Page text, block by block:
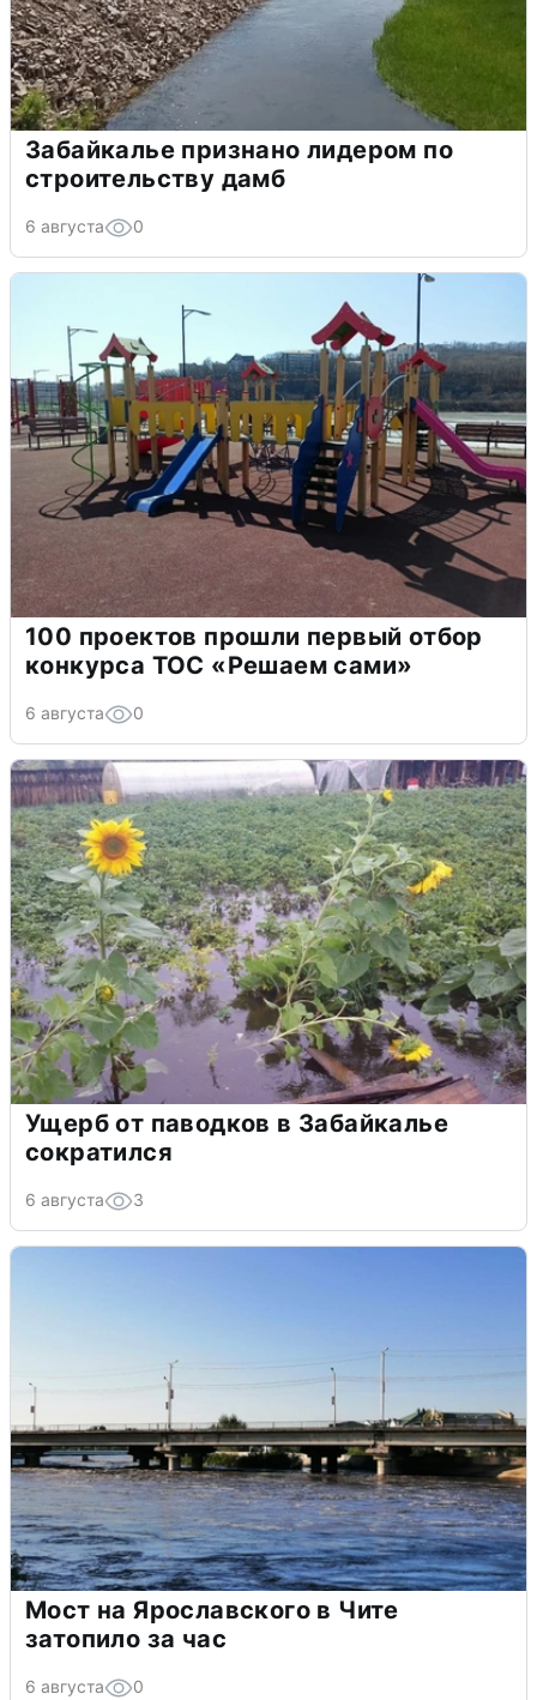
Забайкалье признано лидером по
строительству дамб
6 августа 0
100 проектов прошли первый отбор
конкурса ТОС «Решаем сами»
6 августа 0
Ущерб от паводков в Забайкалье
сократился
6 августа 3
Мост на Ярославского в Чите
затопило за час
6 августа 0